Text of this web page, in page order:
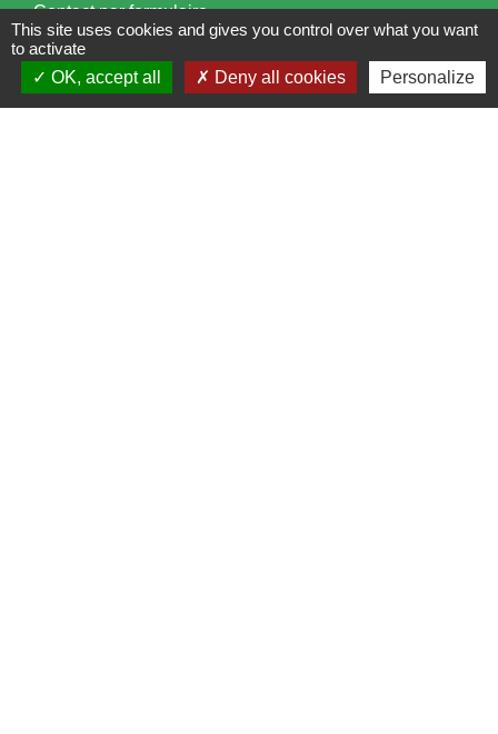
Contact par formulaire
Horaires d'ouverture:
Lundi : 14h - 17h
This site uses cookies and gives you control over what you want
to activate
OK, accept all
Deny all cookies Personalize